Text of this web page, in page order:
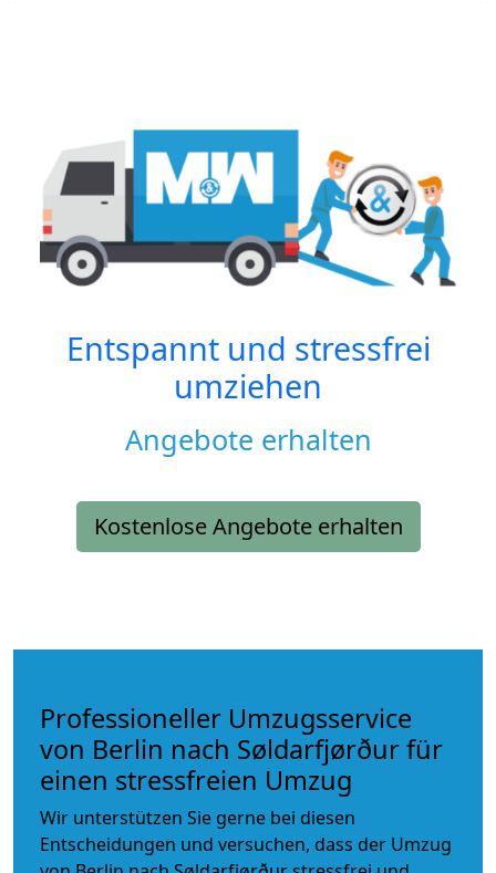
Entspannt und stressfrei
umziehen
Angebote erhalten
Kostenlose Angebote erhalten
Professioneller Umzugsservice
von Berlin nach Søldarfjørður für
einen stressfreien Umzug
Wir unterstützen Sie gerne bei diesen
Entscheidungen und versuchen, dass der Umzug